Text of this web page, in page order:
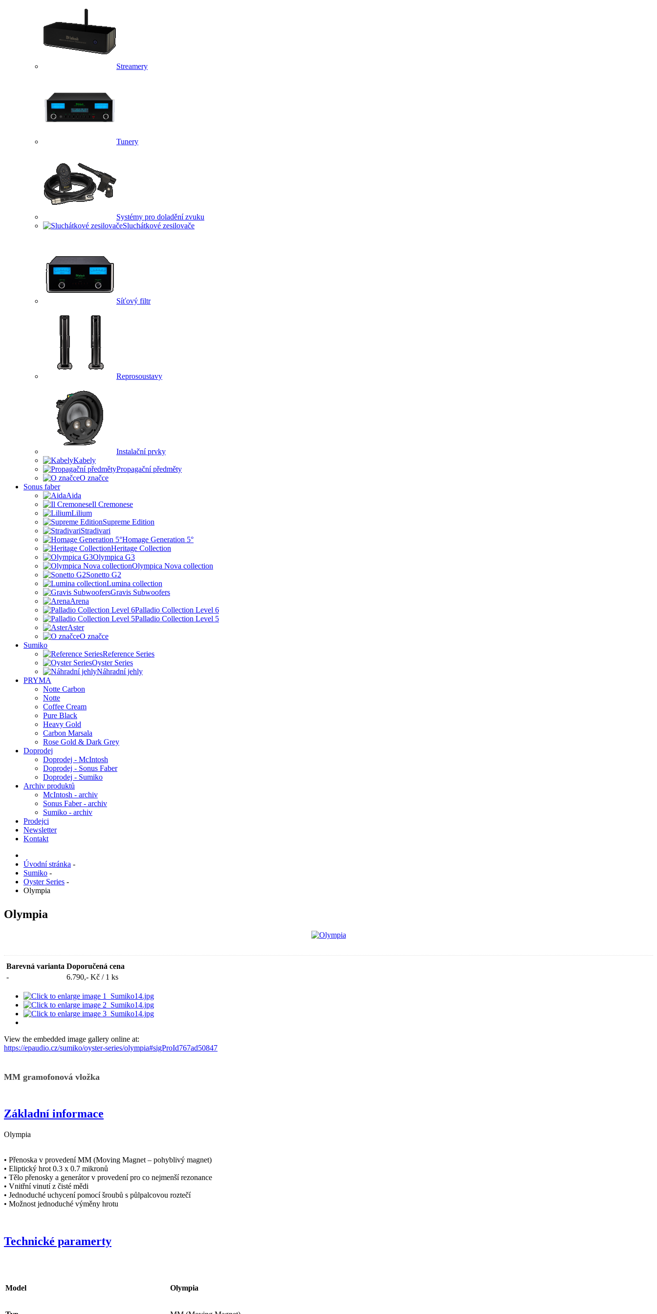
Streamery
Tunery
Systémy pro doladění zvuku
Sluchátkové zesilovače
Síťový filtr
Reprosoustavy
Instalační prvky
Kabely
Propagační předměty
O značce
Sonus faber
Aida
Il Cremonese
Lilium
Supreme Edition
Stradivari
Homage Generation 5°
Heritage Collection
Olympica G3
Olympica Nova collection
Sonetto G2
Lumina collection
Gravis Subwoofers
Arena
Palladio Collection Level 6
Palladio Collection Level 5
Aster
O značce
Sumiko
Reference Series
Oyster Series
Náhradní jehly
PRYMA
Notte Carbon
Notte
Coffee Cream
Pure Black
Heavy Gold
Carbon Marsala
Rose Gold & Dark Grey
Doprodej
Doprodej - McIntosh
Doprodej - Sonus Faber
Doprodej - Sumiko
Archiv produktů
McIntosh - archiv
Sonus Faber - archiv
Sumiko - archiv
Prodejci
Newsletter
Kontakt
Úvodní stránka -
Sumiko -
Oyster Series -
Olympia
Olympia
Barevná varianta Doporučená cena
-
6.790,- Kč / 1 ks
View the embedded image gallery online at:
https://epaudio.cz/sumiko/oyster-series/olympia#sigProId767ad50847
MM gramofonová vložka
Základní informace
Olympia
• Přenoska v provedení MM (Moving Magnet – pohyblivý magnet)
• Eliptický hrot 0.3 x 0.7 mikronů
• Tělo přenosky a generátor v provedení pro co nejmenší rezonance
• Vnitřní vinutí z čisté mědi
• Jednoduché uchycení pomocí šroubů s půlpalcovou roztečí
• Možnost jednoduché výměny hrotu
Technické paramerty
Model Olympia